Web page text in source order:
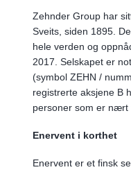
Zehnder Group har
Sveits, siden 1895.
hele verden og
2017. Selskapet er
(symbol ZEHN /
registrerte aksjene B
personer som er nært
Enervent i korthet
Enervent er et finsk